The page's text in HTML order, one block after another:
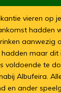
vieren op
maar
voldoende te
Albufeira.
en ander